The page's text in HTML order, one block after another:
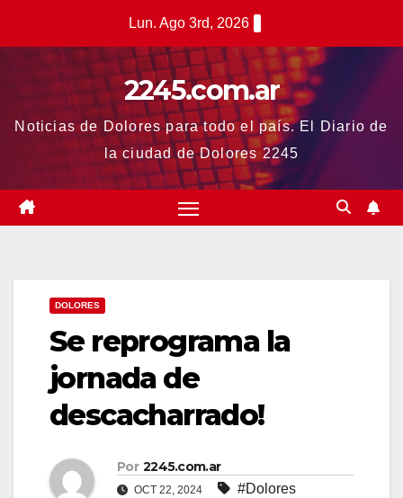
Lun. Ago 3rd, 2026
2245.com.ar
Noticias de Dolores para todo el país. El Diario de
la ciudad de Dolores 2245
DOLORES
Se reprograma la
jornada de
descacharrado!
Por 2245.com.ar
OCT 22, 2024 #Dolores